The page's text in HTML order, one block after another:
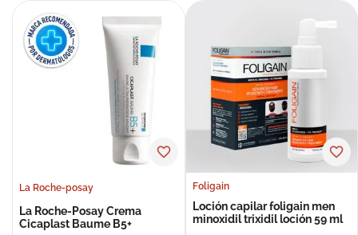
La Roche-posay
La Roche-Posay Crema
Cicaplast Baume B5+
Foligain
Loción capilar foligain men
minoxidil trixidil loción 59 ml